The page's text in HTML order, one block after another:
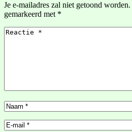
Je e-mailadres zal niet getoond worden.
gemarkeerd met *